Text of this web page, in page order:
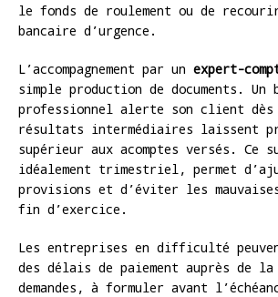
le fonds de roulement ou de
bancaire d’urgence.
L’accompagnement par un expert-
simple production de documents. Un
professionnel alerte son client dès
résultats intermédiaires laissent
supérieur aux acomptes versés.
idéalement trimestriel, permet
provisions et d’éviter les
fin d’exercice.
Les entreprises en difficulté
des délais de paiement auprès de la
demandes, à formuler avant